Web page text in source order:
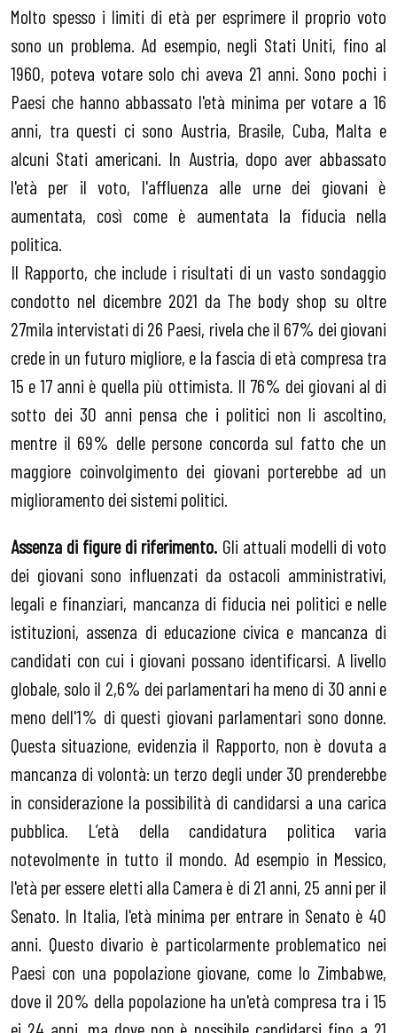
Molto spesso i limiti di età per esprimere il proprio voto
sono un problema. Ad esempio, negli Stati Uniti, fino al
1960, poteva votare solo chi aveva 21 anni. Sono pochi i
Paesi che hanno abbassato l'età minima per votare a 16
anni, tra questi ci sono Austria, Brasile, Cuba, Malta e
alcuni Stati americani. In Austria, dopo aver abbassato
l'età per il voto, l'affluenza alle urne dei giovani è
aumentata, così come è aumentata la fiducia nella
politica.
Il Rapporto, che include i risultati di un vasto sondaggio
condotto nel dicembre 2021 da The body shop su oltre
27mila intervistati di 26 Paesi, rivela che il 67% dei giovani
crede in un futuro migliore, e la fascia di età compresa tra
15 e 17 anni è quella più ottimista. Il 76% dei giovani al di
sotto dei 30 anni pensa che i politici non li ascoltino,
mentre il 69% delle persone concorda sul fatto che un
maggiore coinvolgimento dei giovani porterebbe ad un
miglioramento dei sistemi politici.
Assenza di figure di riferimento. Gli attuali modelli di voto
dei giovani sono influenzati da ostacoli amministrativi,
legali e finanziari, mancanza di fiducia nei politici e nelle
istituzioni, assenza di educazione civica e mancanza di
candidati con cui i giovani possano identificarsi. A livello
globale, solo il 2,6% dei parlamentari ha meno di 30 anni e
meno dell'1% di questi giovani parlamentari sono donne.
Questa situazione, evidenzia il Rapporto, non è dovuta a
mancanza di volontà: un terzo degli under 30 prenderebbe
in considerazione la possibilità di candidarsi a una carica
pubblica. L’età della candidatura politica varia
notevolmente in tutto il mondo. Ad esempio in Messico,
l'età per essere eletti alla Camera è di 21 anni, 25 anni per il
Senato. In Italia, l'età minima per entrare in Senato è 40
anni. Questo divario è particolarmente problematico nei
Paesi con una popolazione giovane, come lo Zimbabwe,
dove il 20% della popolazione ha un'età compresa tra i 15